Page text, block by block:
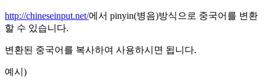
http://chineseinput.net/에서 pinyin(병음)방식으로 중국어를 변환
할 수 있습니다.
변환된 중국어를 복사하여 사용하시면 됩니다.
예시)